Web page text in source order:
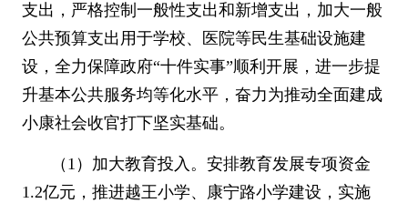
支出，严格控制一般性支出和新增支出，加大一般
公共预算支出用于学校、医院等民生基础设施建
设，全力保障政府“十件实事”顺利开展，进一步提
升基本公共服务均等化水平，奋力为推动全面建成
小康社会收官打下坚实基础。
（ 1 ）加大教育投入。安排教育发展专项资金
1.2亿元，推进越王小学、康宁路小学建设，实施